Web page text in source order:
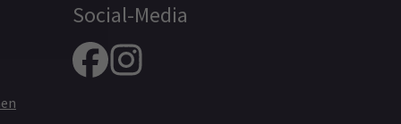
Social-Media